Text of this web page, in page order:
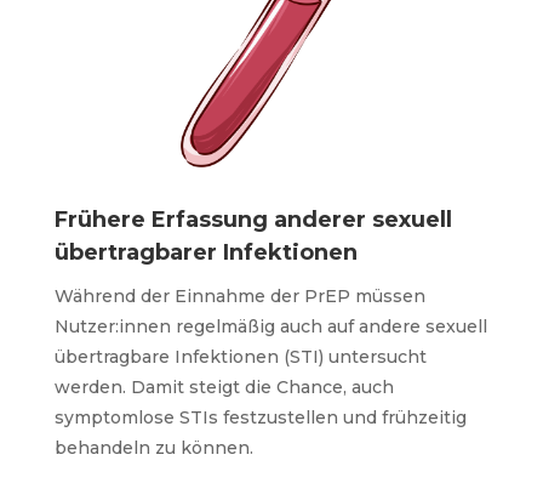
Frühere Erfassung anderer sexuell
übertragbarer Infektionen
Während der Einnahme der PrEP müssen
Nutzer:innen regelmäßig auch auf andere sexuell
übertragbare Infektionen (STI) untersucht
werden. Damit steigt die Chance, auch
symptomlose STIs festzustellen und frühzeitig
behandeln zu können.